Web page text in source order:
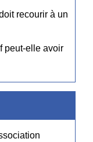
recourir à un
peut-elle avoir